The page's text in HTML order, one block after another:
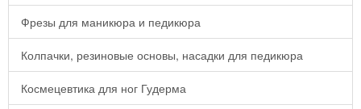
Фрезы для маникюра и педикюра
Колпачки, резиновые основы, насадки для педикюра
Космецевтика для ног Гудерма